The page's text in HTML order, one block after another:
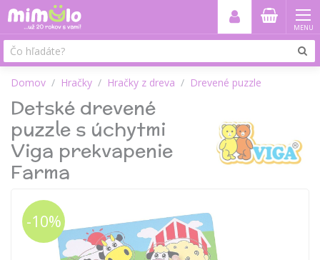
MENU
Domov Hračky Hračky z dreva Drevené puzzle
Detské drevené
puzzle s úchytmi
Viga prekvapenie
Farma
-10%